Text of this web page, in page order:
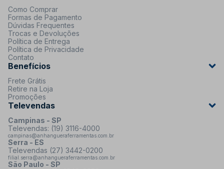
Como Comprar
Formas de Pagamento
Dúvidas Frequentes
Trocas e Devoluções
Política de Entrega
Política de Privacidade
Contato
Benefícios
Frete Grátis
Retire na Loja
Promoções
Televendas
Campinas - SP
Televendas: (19) 3116-4000
campinas@anhangueraferramentas.com.br
Serra - ES
Televendas (27) 3442-0200
filial.serra@anhangueraferramentas.com.br
São Paulo - SP